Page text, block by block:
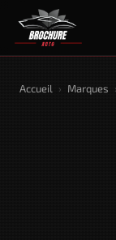
Accueil › Marques ›